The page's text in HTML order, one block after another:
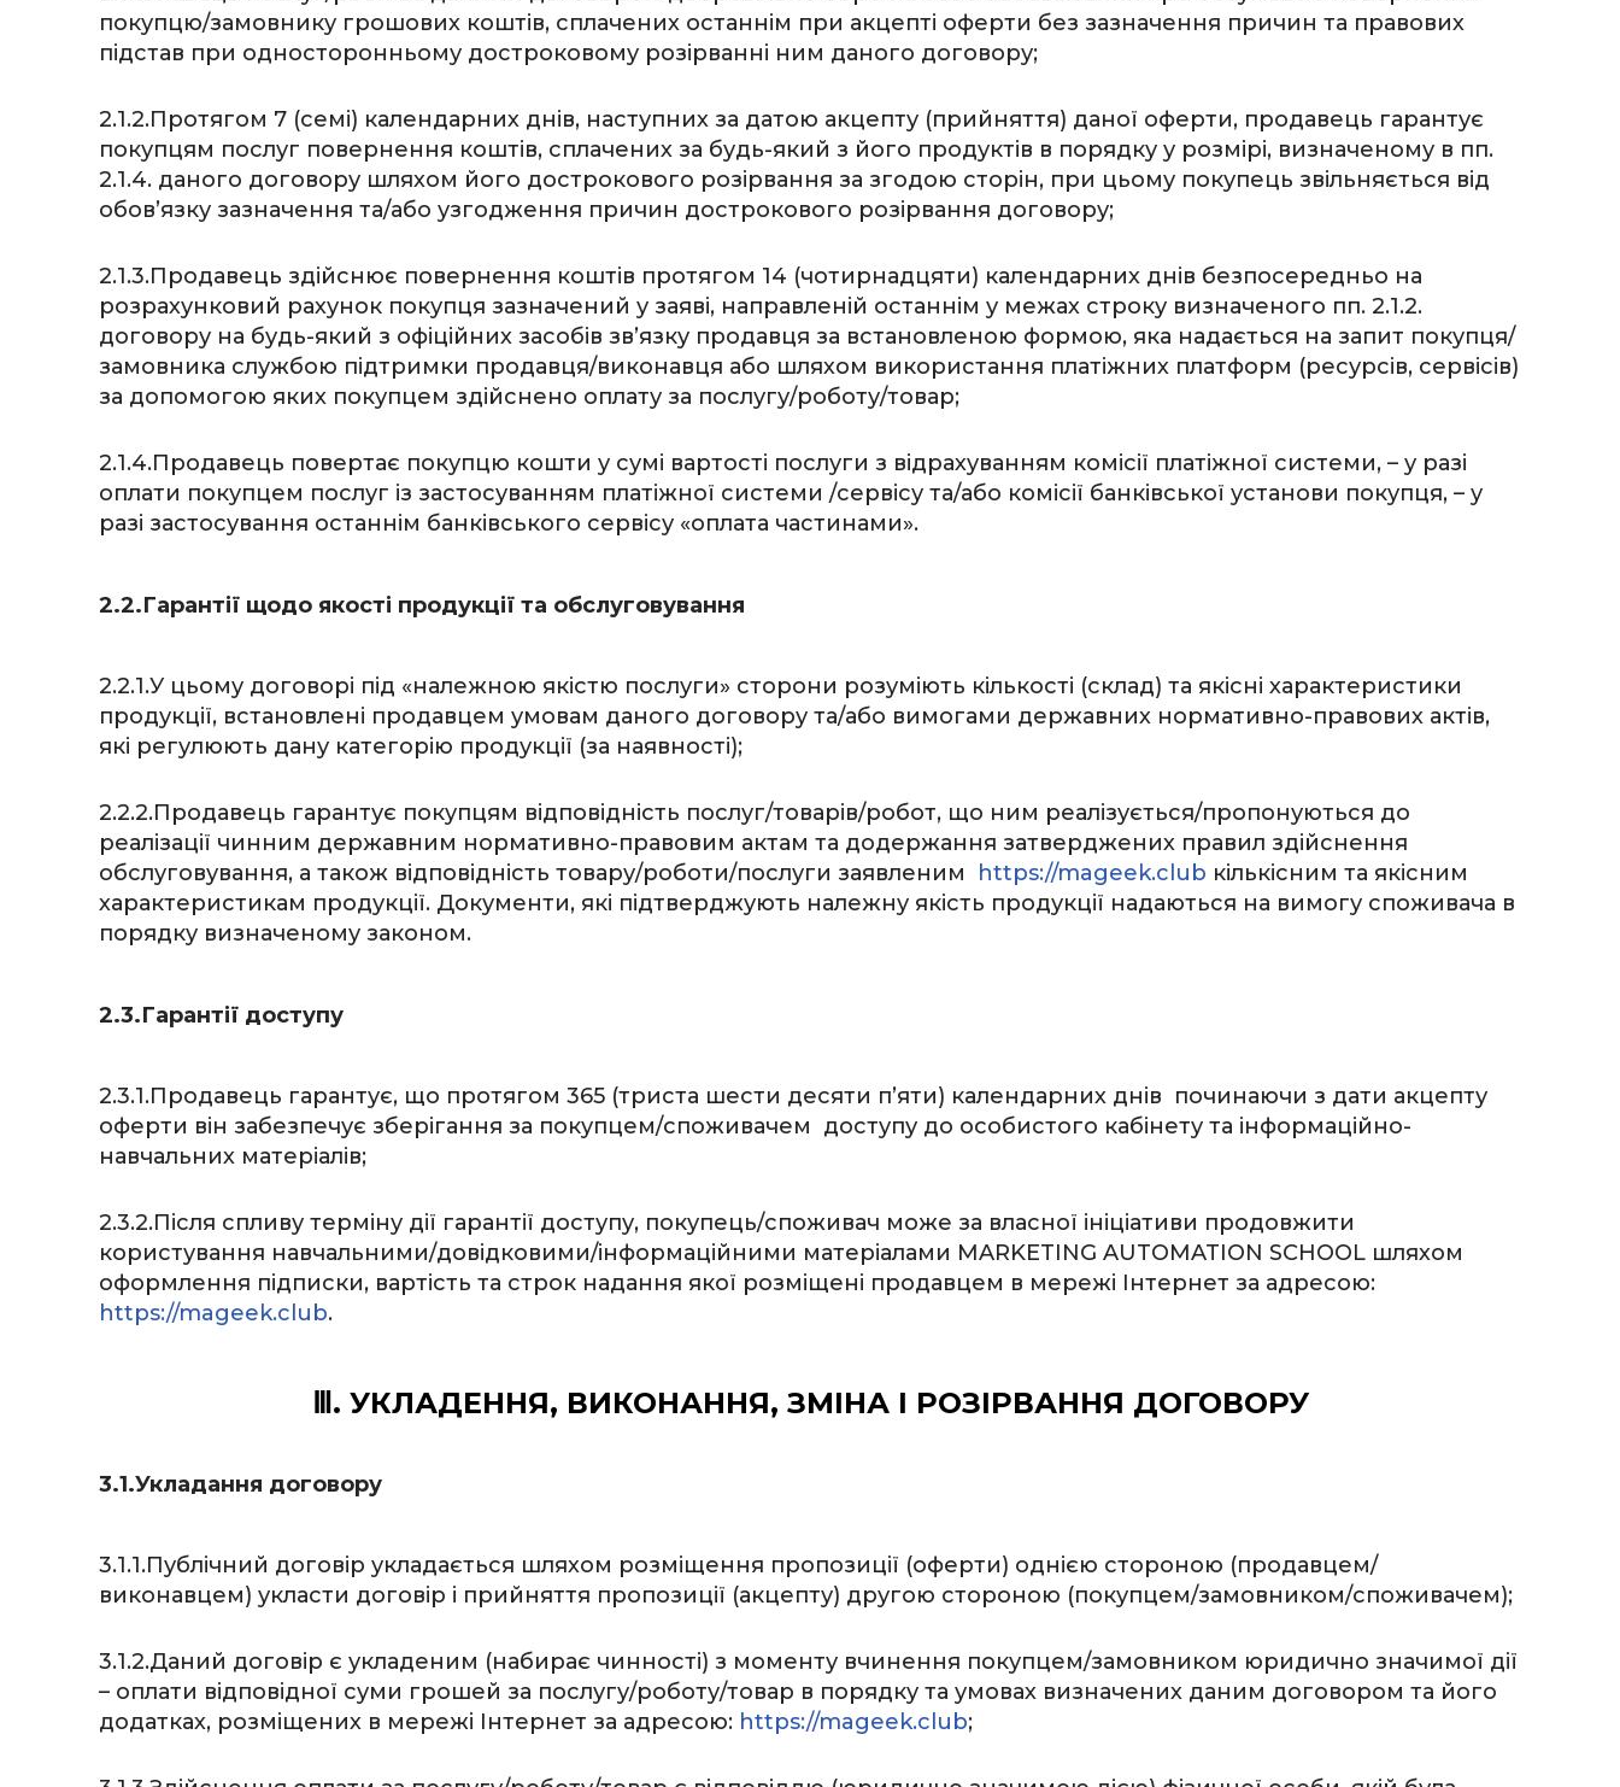
покупцю/замовнику грошових коштів, сплачених останнім при акцепті оферти без зазначення причин та правових
підстав при односторонньому достроковому розірванні ним даного договору;
2.1.2.Протягом 7 (семі) календарних днів, наступних за датою акцепту (прийняття) даної оферти, продавець гарантує
покупцям послуг повернення коштів, сплачених за будь-який з його продуктів в порядку у розмірі, визначеному в пп.
2.1.4. даного договору шляхом його дострокового розірвання за згодою сторін, при цьому покупець звільняється від
обов’язку зазначення та/або узгодження причин дострокового розірвання договору;
2.1.3.Продавець здійснює повернення коштів протягом 14 (чотирнадцяти) календарних днів безпосередньо на
розрахунковий рахунок покупця зазначений у заяві, направленій останнім у межах строку визначеного пп. 2.1.2.
договору на будь-який з офіційних засобів зв’язку продавця за встановленою формою, яка надається на запит покупця/
замовника службою підтримки продавця/виконавця або шляхом використання платіжних платформ (ресурсів, сервісів)
за допомогою яких покупцем здійснено оплату за послугу/роботу/товар;
2.1.4.Продавець повертає покупцю кошти у сумі вартості послуги з відрахуванням комісії платіжної системи, – у разі
оплати покупцем послуг із застосуванням платіжної системи /сервісу та/або комісії банківської установи покупця, – у
разі застосування останнім банківського сервісу «оплата частинами».
2.2.Гарантії щодо якості продукції та обслуговування
2.2.1.У цьому договорі під «належною якістю послуги» сторони розуміють кількості (склад) та якісні характеристики
продукції, встановлені продавцем умовам даного договору та/або вимогами державних нормативно-правових актів,
які регулюють дану категорію продукції (за наявності);
2.2.2.Продавець гарантує покупцям відповідність послуг/товарів/робот, що ним реалізується/пропонуються до
реалізації чинним державним нормативно-правовим актам та додержання затверджених правил здійснення
обслуговування, а також відповідність товару/роботи/послуги заявленим
https://mageek.club кількісним та якісним
характеристикам продукції. Документи, які підтверджують належну якість продукції надаються на вимогу споживача в
порядку визначеному законом.
2.3.Гарантії доступу
2.3.1.Продавець гарантує, що протягом 365 (триста шести десяти п’яти) календарних днів починаючи з дати акцепту
оферти він забезпечує зберігання за покупцем/споживачем доступу до особистого кабінету та інформаційно-
навчальних матеріалів;
2.3.2.Після спливу терміну дії гарантії доступу, покупець/споживач може за власної ініціативи продовжити
користування навчальними/довідковими/інформаційними матеріалами MARKETING AUTOMATION SCHOOL шляхом
оформлення підписки, вартість та строк надання якої розміщені продавцем в мережі Інтернет за адресою:
https://mageek.club.
Ⅲ. УКЛАДЕННЯ, ВИКОНАННЯ, ЗМІНА І РОЗІРВАННЯ ДОГОВОРУ
3.1.Укладання договору
3.1.1.Публічний договір укладається шляхом розміщення пропозиції (оферти) однією стороною (продавцем/
виконавцем) укласти договір і прийняття пропозиції (акцепту) другою стороною (покупцем/замовником/споживачем);
3.1.2.Даний договір є укладеним (набирає чинності) з моменту вчинення покупцем/замовником юридично значимої дії
– оплати відповідної суми грошей за послугу/роботу/товар в порядку та умовах визначених даним договором та його
додатках, розміщених в мережі Інтернет за адресою: https://mageek.club;